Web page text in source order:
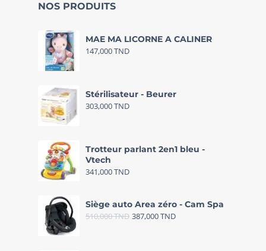
NOS PRODUITS
MAE MA LICORNE A CALINER
147,000TND
Stérilisateur - Beurer
303,000TND
Trotteur parlant 2en1 bleu -
Vtech
341,000TND
Siège auto Area zéro - Cam Spa
510,000TND 387,000TND